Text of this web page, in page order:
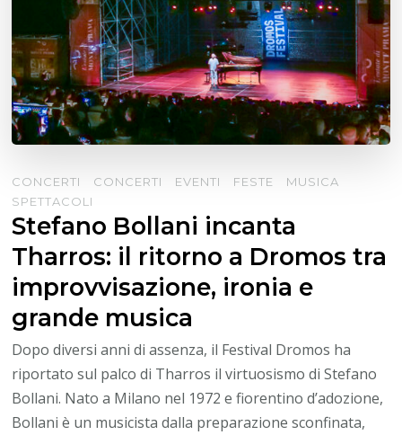
CONCERTI CONCERTI EVENTI FESTE
MUSICA
SPETTACOLI
Stefano Bollani incanta
Tharros: il ritorno a Dromos tra
improvvisazione, ironia e
grande musica
Dopo diversi anni di assenza, il Festival Dromos ha
riportato sul palco di Tharros il virtuosismo di Stefano
Bollani. Nato a Milano nel 1972 e fiorentino d’adozione,
Bollani è un musicista dalla preparazione sconfinata,